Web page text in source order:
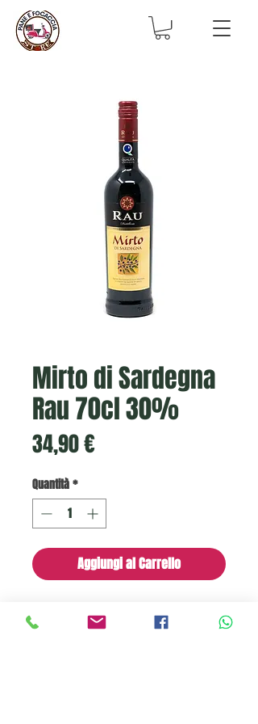
Mirto di Sardegna
Rau 70cl 30%
34,90 €Prezzo
Quantità*
Aggiungi al Carrello